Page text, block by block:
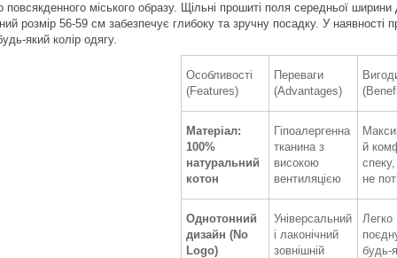
повсякденного міського образу. Щільні прошиті поля середньої
розмір 56-59 см забезпечує глибоку та зручну посадку. У наявності
який колір одягу.
Особливості
(Features)
Переваги
(Advantages)
Матеріал:
100%
натуральний
котон
Гіпоалергенна
тканина з
високою
вентиляцією
й
не
Однотонний
дизайн (No
Logo)
Універсальний
і лаконічний
зовнішній
Легко
будь-